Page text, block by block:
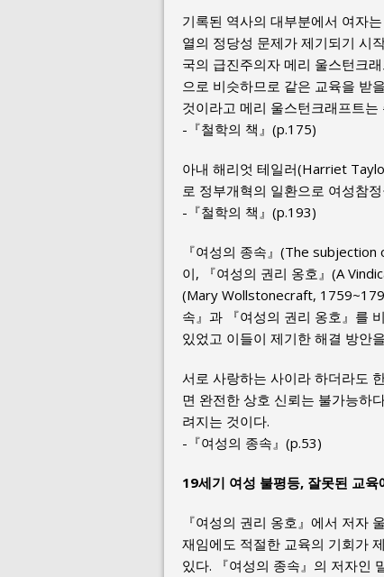
기록된 역사의 대부분에서 여자
열의 정당성 문제가 제기되기 시
국의 급진주의자 메리 울스턴크
으로 비슷하므로 같은 교육을 받
것이라고 메리 울스턴크래프트는
-『철학의 책』(p.175)
아내 해리엇 테일러(Harriet
로 정부개혁의 일환으로 여성참
-『철학의 책』(p.193)
『여성의 종속』(The
이, 『여성의 권리 옹호』(A
(Mary Wollstonecraft,
속』과 『여성의 권리 옹호』를
있었고 이들이 제기한 해결 방안
서로 사랑하는 사이라 하더라도
면 완전한 상호 신뢰는 불가능하
려지는 것이다.
-『여성의 종속』(p.53)
19세기 여성 불평등, 잘못된 교육
『여성의 권리 옹호』에서 저자
재임에도 적절한 교육의 기회가
있다. 『여성의 종속』의 저자인